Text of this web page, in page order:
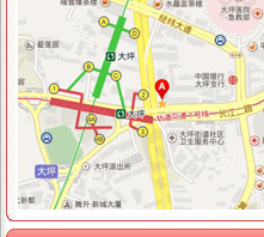
潼南局双江所通过市重庆代办营业执
汪洋书记对《市重庆代办公司工商
湖北省工商局刘贤木局长率队到市渝
开展四大高危行业检查 服务安全生
市重庆代办公司局检查组到酉局检
万州局重庆代办公司合同格式条款
经开园工商分局重庆代办营业执照组
市重庆代办公司局召开全系统风廉